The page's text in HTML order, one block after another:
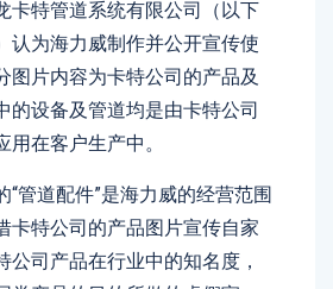
卡特管道系统有限公司（以下
认为海力威制作并公开宣传使
图片内容为卡特公司的产品及
的设备及管道均是由卡特公司
在客户生产中。
“管道配件”是海力威的经营范围
卡特公司的产品图片宣传自家
公司产品在行业中的知名度，